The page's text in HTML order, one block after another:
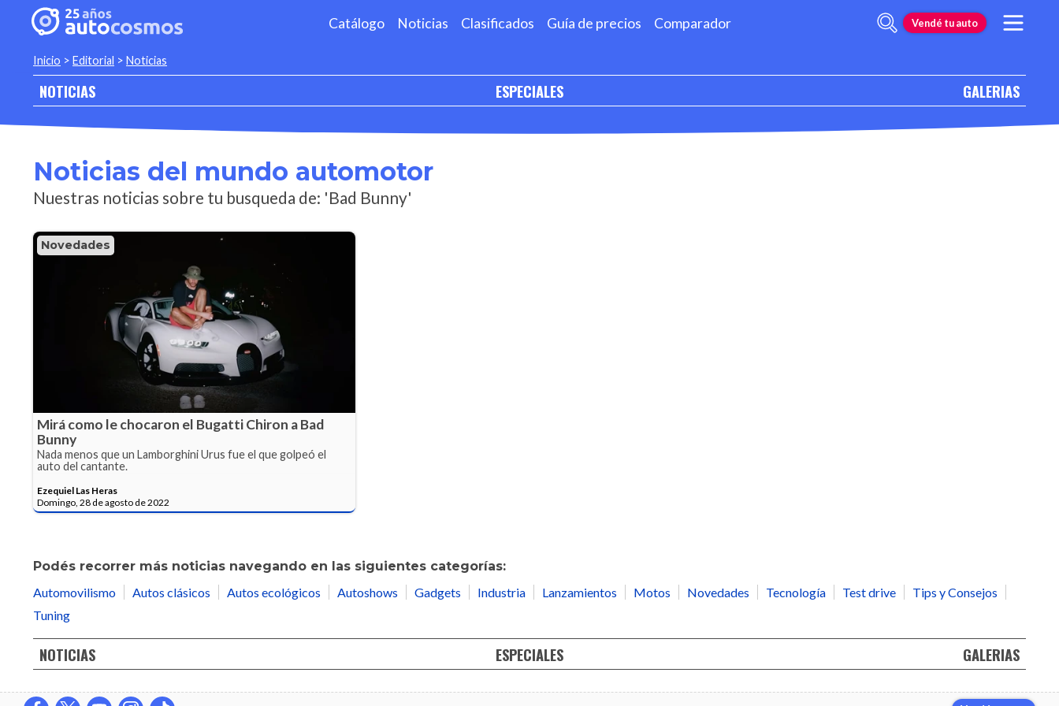
Catálogo Noticias Clasificados Guía de precios Comparador Vendé tu auto
Inicio > Editorial > Noticias
NOTICIAS ESPECIALES GALERIAS
Noticias del mundo automotor
Nuestras noticias sobre tu busqueda de: 'Bad Bunny'
Novedades
Mirá como le chocaron el Bugatti Chiron a Bad
Bunny
Nada menos que un Lamborghini Urus fue el que golpeó el
auto del cantante.
Ezequiel Las Heras
Domingo, 28 de agosto de 2022
Podés recorrer más noticias navegando en las siguientes categorías:
Automovilismo
Autos clásicos Autos ecológicos Autoshows Gadgets Industria Lanzamientos Motos Novedades Tecnología Test drive
Tips y Consejos
Tuning
NOTICIAS ESPECIALES GALERIAS